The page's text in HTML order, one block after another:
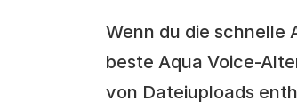
Wenn du die schnelle
beste Aqua Voice-
von Dateiuploads